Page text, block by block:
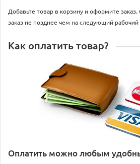
Добавьте товар в корзину и оформите
заказ не позднее чем на следующий рабочий
Как оплатить товар?
Оплатить можно любым